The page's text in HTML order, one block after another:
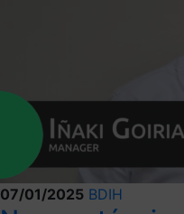
07/01/2025 BDIH